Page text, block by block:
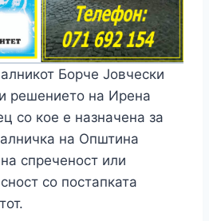
Борче Јовчески
решението на Ирена
со кое е назначена за
на Општина
спреченост или
со постапката